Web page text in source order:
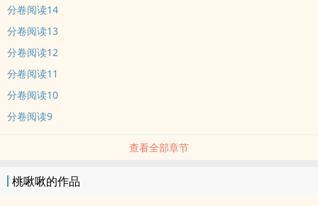
分卷阅读14
分卷阅读13
分卷阅读12
分卷阅读11
分卷阅读10
分卷阅读9
查看全部章节
桃啾啾的作品